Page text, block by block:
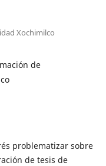
Xochimilco
de
problematizar sobre
de tesis de